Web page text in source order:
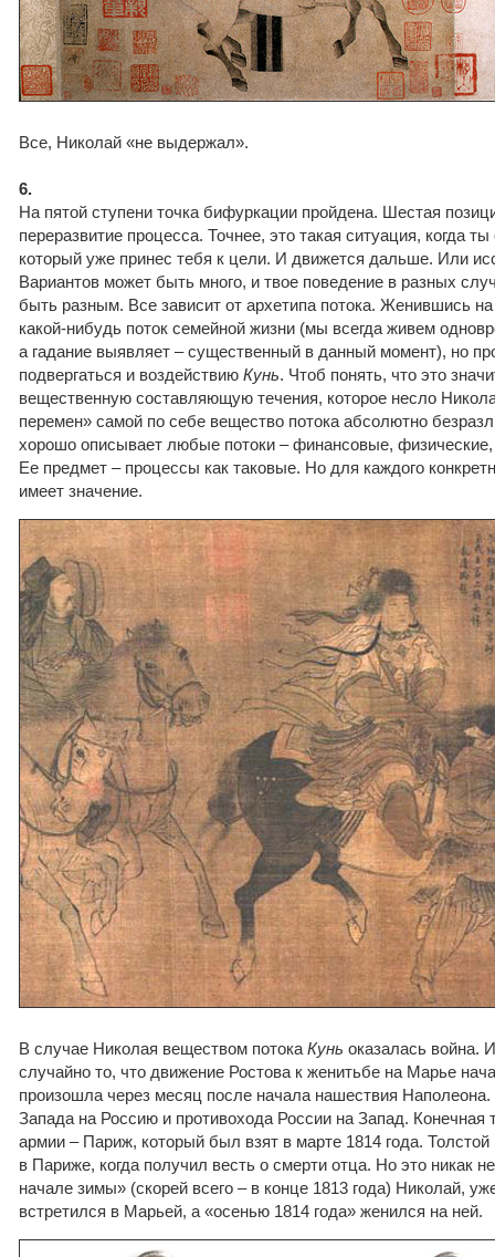
Все, Николай «не выдержал».
6.
На пятой ступени точка бифуркации пройдена. Шестая
переразвитие процесса. Точнее, это такая ситуация, когда
который уже принес тебя к цели. И движется дальше. Или
Вариантов может быть много, и твое поведение в разных
быть разным. Все зависит от архетипа потока. Женившись
какой-нибудь поток семейной жизни (мы всегда живем
а гадание выявляет – существенный в данный момент), но
подвергаться и воздействию Кунь. Чтоб понять, что это
вещественную составляющую течения, которое несло
перемен» самой по себе вещество потока абсолютно
хорошо описывает любые потоки – финансовые,
Ее предмет – процессы как таковые. Но для каждого
имеет значение.
В случае Николая веществом потока Кунь оказалась война.
случайно то, что движение Ростова к женитьбе на Марье
произошла через месяц после начала нашествия Наполеона.
Запада на Россию и противохода России на Запад. Конечная
армии – Париж, который был взят в марте 1814 года. Толстой
в Париже, когда получил весть о смерти отца. Но это никак
начале зимы» (скорей всего – в конце 1813 года) Николай,
встретился в Марьей, а «осенью 1814 года» женился на ней.